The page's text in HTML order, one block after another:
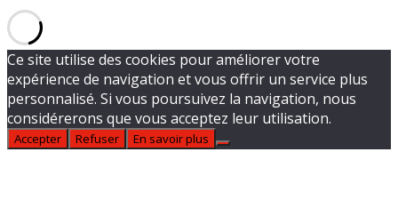
Ce site utilise des cookies pour améliorer votre
expérience de navigation et vous offrir un service plus
personnalisé. Si vous poursuivez la navigation, nous
considérerons que vous acceptez leur utilisation.
Accepter Refuser En savoir plus